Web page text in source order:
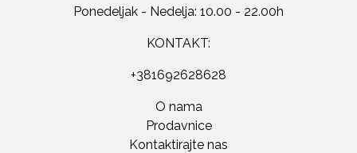
Ponedeljak - Nedelja: 10.00 - 22.00h
KONTAKT:
+381692628628
O nama
Prodavnice
Kontaktirajte nas